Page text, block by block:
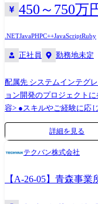
Oracle (11g/19c), MySQL
JP1, nginx, Apache 開発環
450～750万
.NETJavaPHPC++JavaScriptRuby
正社員 勤務地未定
配属先 システムインテグレーション第
ョン開発のプロジェクトに参画して
容> ●スキルやご経験に応
のそれぞれの工程から担
来的には上流工程やリーダー
携わることが可能です。
取り入れながら業務に従
い環境です。 ※リモートワ
詳細を見る
テクバン株式会社
【A-26-05】青森事